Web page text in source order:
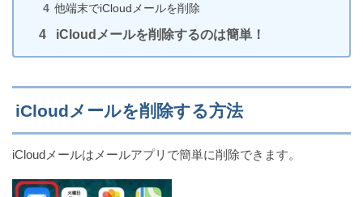
iPhoneXでLINE通話のショートカットを作成する方
iCloudの写真とフォトライブラリ(バックアップ)の違
他端末でiCloudメールを削除
iCloudメールを削除するのは簡単！
iCloudメールを削除する方法
iCloudメールはメールアプリで簡単に削除できます。